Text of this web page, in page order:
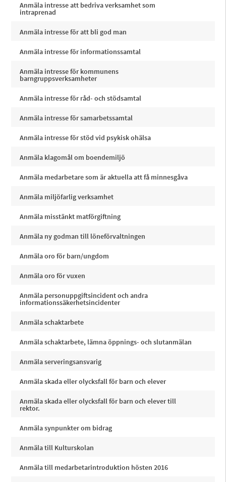
Anmäla intresse att bedriva verksamhet som
intraprenad
Anmäla intresse för att bli god man
Anmäla intresse för informationssamtal
Anmäla intresse för kommunens
barngruppsverksamheter
Anmäla intresse för råd- och stödsamtal
Anmäla intresse för samarbetssamtal
Anmäla intresse för stöd vid psykisk ohälsa
Anmäla klagomål om boendemiljö
Anmäla medarbetare som är aktuella att få minnesgåva
Anmäla miljöfarlig verksamhet
Anmäla misstänkt matförgiftning
Anmäla ny godman till löneförvaltningen
Anmäla oro för barn/ungdom
Anmäla oro för vuxen
Anmäla personuppgiftsincident och andra
informationssäkerhetsincidenter
Anmäla schaktarbete
Anmäla schaktarbete, lämna öppnings- och slutanmälan
Anmäla serveringsansvarig
Anmäla skada eller olycksfall för barn och elever
Anmäla skada eller olycksfall för barn och elever till
rektor.
Anmäla synpunkter om bidrag
Anmäla till Kulturskolan
Anmäla till medarbetarintroduktion hösten 2016